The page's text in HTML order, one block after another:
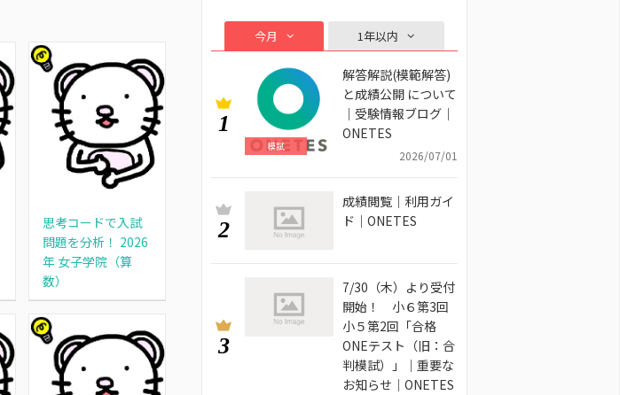
思考コードで入試
問題を分析！ 2026
年 女子学院（算
数）
今月 1年以内
1
模試
解答解説(模範解答)
と成績公開 について
｜受験情報ブログ｜
ONETES
2026/07/01
2
成績閲覧｜利用ガイ
ド｜ONETES
3
7/30（木）より受付
開始！ 小６第3回
小５第2回「合格
ONEテスト（旧：合
判模試）」｜重要な
お知らせ｜ONETES